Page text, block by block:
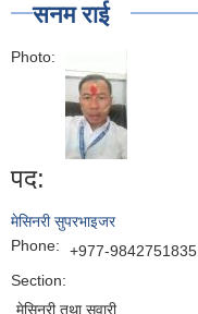
सनम राई
Photo:
पद:
मेसिनरी सुपरभाइजर
Phone:
+977-9842751835
Section:
मेसिनरी तथा सवारी